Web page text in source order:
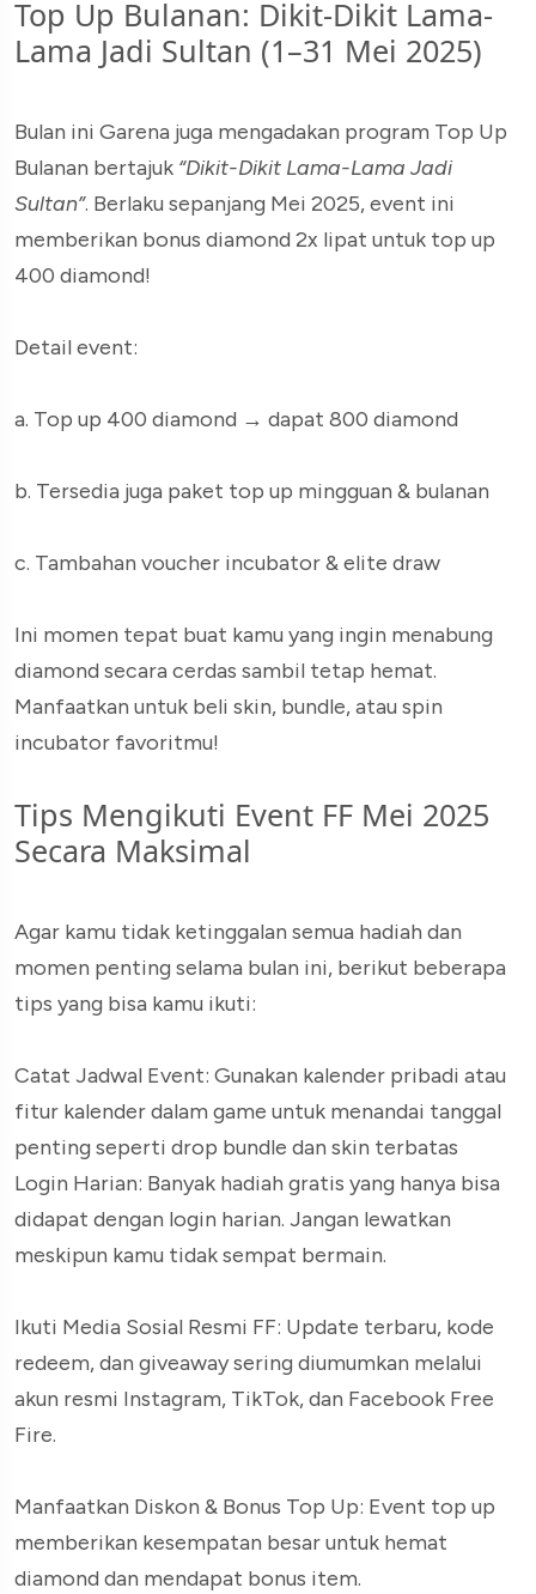
Top Up Bulanan: Dikit-Dikit Lama-
Lama Jadi Sultan (1–31 Mei 2025)
Bulan ini Garena juga mengadakan program Top Up
Bulanan bertajuk “Dikit-Dikit Lama-Lama Jadi
Sultan”. Berlaku sepanjang Mei 2025, event ini
memberikan bonus diamond 2x lipat untuk top up
400 diamond!
Detail event:
a. Top up 400 diamond → dapat 800 diamond
b. Tersedia juga paket top up mingguan & bulanan
c. Tambahan voucher incubator & elite draw
Ini momen tepat buat kamu yang ingin menabung
diamond secara cerdas sambil tetap hemat.
Manfaatkan untuk beli skin, bundle, atau spin
incubator favoritmu!
Tips Mengikuti Event FF Mei 2025
Secara Maksimal
Agar kamu tidak ketinggalan semua hadiah dan
momen penting selama bulan ini, berikut beberapa
tips yang bisa kamu ikuti:
Catat Jadwal Event: Gunakan kalender pribadi atau
fitur kalender dalam game untuk menandai tanggal
penting seperti drop bundle dan skin terbatas
Login Harian: Banyak hadiah gratis yang hanya bisa
didapat dengan login harian. Jangan lewatkan
meskipun kamu tidak sempat bermain.
Ikuti Media Sosial Resmi FF: Update terbaru, kode
redeem, dan giveaway sering diumumkan melalui
akun resmi Instagram, TikTok, dan Facebook Free
Fire.
Manfaatkan Diskon & Bonus Top Up: Event top up
memberikan kesempatan besar untuk hemat
diamond dan mendapat bonus item.